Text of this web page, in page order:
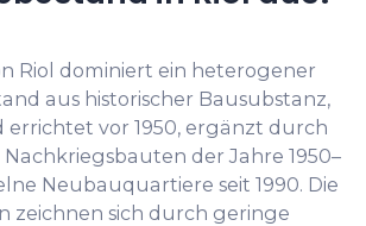
Riol dominiert ein heterogener
aus historischer Bausubstanz,
errichtet vor 1950, ergänzt durch
der Jahre 1950–
Neubauquartiere seit 1990. Die
zeichnen sich durch geringe